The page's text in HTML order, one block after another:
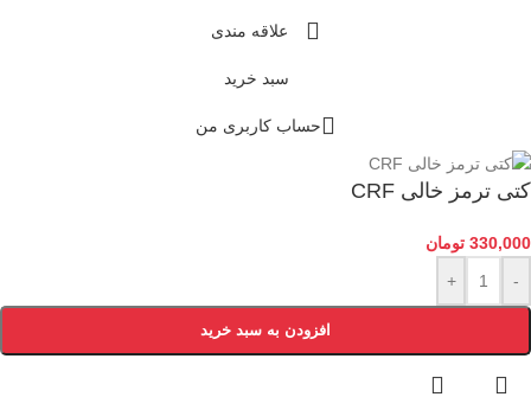
علاقه مندی
سبد خرید
حساب کاربری من
کتی ترمز خالی CRF
330,000 تومان
-
+
افزودن به سبد خرید